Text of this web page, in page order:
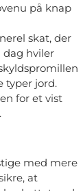
på knap
skat, der
hviler
typer jord.
for et vist
med mere
at